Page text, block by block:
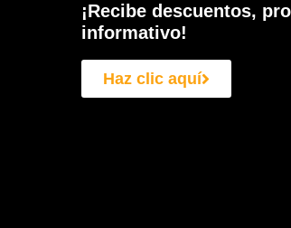
¡Recibe descuentos,
informativo!
Haz clic aquí